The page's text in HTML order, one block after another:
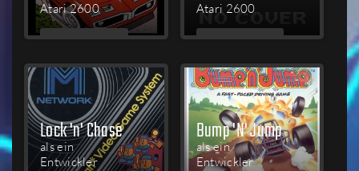
Atari 2600
MEHR
Atari 2600
MEHR
Lock 'n' Chase
als ein
Entwickler
Bump 'N' Jump
als ein
Entwickler